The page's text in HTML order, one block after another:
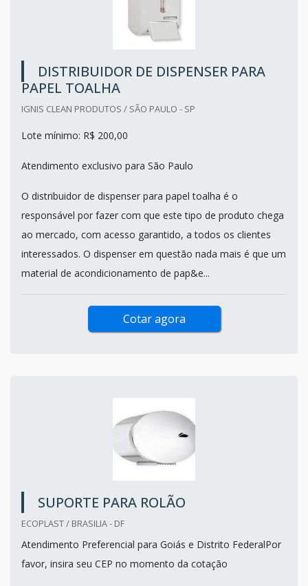
DISTRIBUIDOR DE DISPENSER PARA
PAPEL TOALHA
IGNIS CLEAN PRODUTOS / SÃO PAULO - SP
Lote mínimo: R$ 200,00
Atendimento exclusivo para São Paulo
O distribuidor de dispenser para papel toalha é o
responsável por fazer com que este tipo de produto chega
ao mercado, com acesso garantido, a todos os clientes
interessados. O dispenser em questão nada mais é que um
material de acondicionamento de pap&e...
Cotar agora
SUPORTE PARA ROLÃO
ECOPLAST / BRASILIA - DF
Atendimento Preferencial para Goiás e Distrito FederalPor
favor, insira seu CEP no momento da cotação